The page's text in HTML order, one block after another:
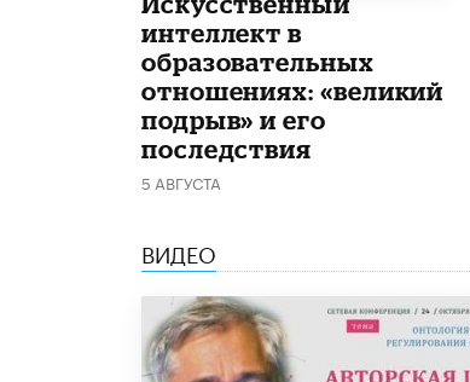
интеллект в
образовательных
отношениях: «великий
подрыв» и его
последствия
5 АВГУСТА
ВИДЕО